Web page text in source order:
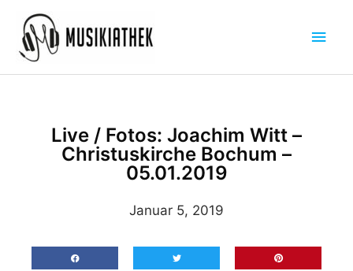
Inhalt
springen
Live / Fotos: Joachim Witt –
Christuskirche Bochum –
05.01.2019
Januar 5, 2019